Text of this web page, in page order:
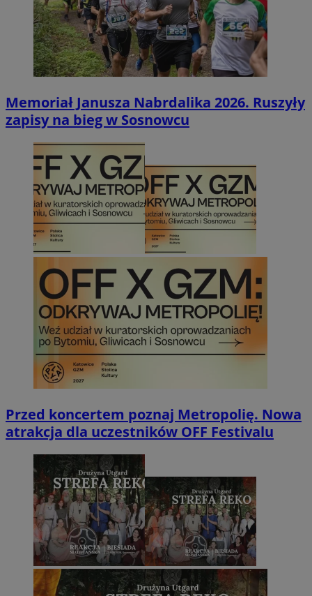
Memoriał Janusza Nabrdalika 2026. Ruszyły
zapisy na bieg w Sosnowcu
Przed koncertem poznaj Metropolię. Nowa
atrakcja dla uczestników OFF Festivalu